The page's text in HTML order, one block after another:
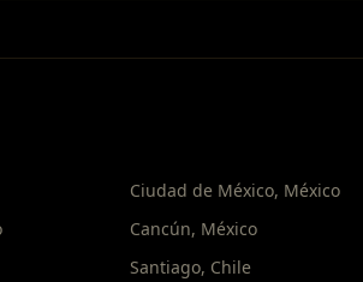
Ciudad de México, México
Cancún, México
Santiago, Chile